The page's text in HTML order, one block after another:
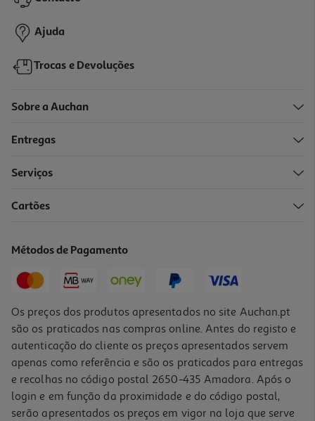
2,89 €
Ajuda
Trocas e Devoluções
Sobre a Auchan
Entregas
Serviços
Cartões
Métodos de Pagamento
Os preços dos produtos apresentados no site Auchan.pt
são os praticados nas compras online. Antes do registo e
autenticação do cliente os preços apresentados servem
apenas como referência e são os praticados para entregas
e recolhas no código postal 2650-435 Amadora. Após o
login e em função da proximidade e do código postal,
serão apresentados os preços em vigor na loja que serve